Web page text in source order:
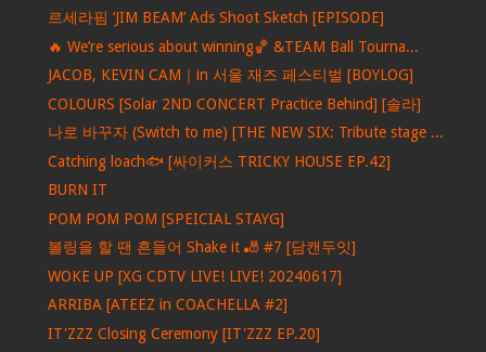
르세라핌 ‘JIM BEAM’ Ads Shoot Sketch [EPISODE]
🔥 We’re serious about winning🏀 &TEAM Ball Tourna...
JACOB, KEVIN CAM｜in 서울 재즈 페스티벌 [BOYLOG]
COLOURS [Solar 2ND CONCERT Practice Behind] [솔라]
나로 바꾸자 (Switch to me) [THE NEW SIX: Tribute stage ...
Catching loach🐟 [싸이커스 TRICKY HOUSE EP.42]
BURN IT
POM POM POM [SPEICIAL STAYG]
볼링을 할 땐 흔들어 Shake it 🎳 #7 [담캔두잇]
WOKE UP [XG CDTV LIVE! LIVE! 20240617]
ARRIBA [ATEEZ in COACHELLA #2]
IT'ZZZ Closing Ceremony [IT'ZZZ EP.20]